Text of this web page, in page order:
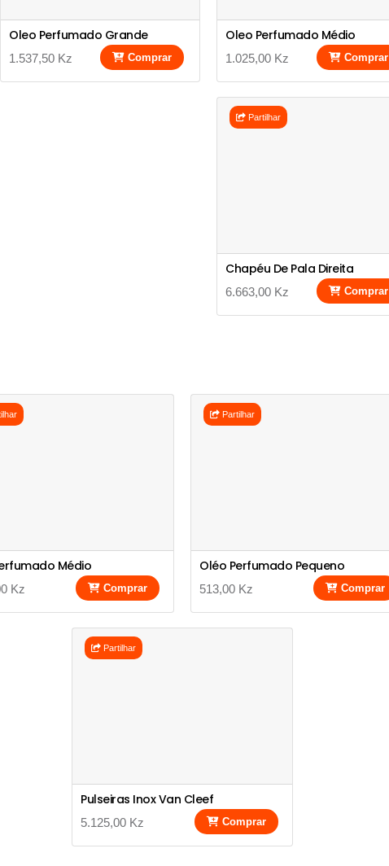
Oleo Perfumado Grande
1.537,50 Kz Comprar
Oleo Perfumado Médio
1.025,00 Kz Comprar
Partilhar
Chapéu De Pala Direita
6.663,00 Kz Comprar
Médio
Kz Comprar
Partilhar
Oléo Perfumado Pequeno
513,00 Kz Comprar
Partilhar
Pulseiras Inox Van Cleef
5.125,00 Kz Comprar